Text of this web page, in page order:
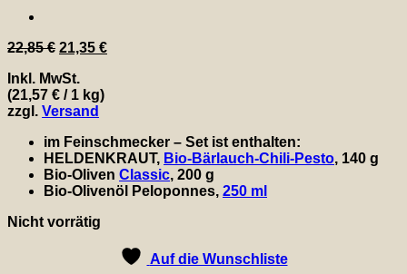
22,85€ Ursprünglicher
war:
22,85 €
21,35 €Aktueller
Inkl. MwSt.
(21,57 € / 1 kg)
zzgl. Versand
im Feinschmecker – Set ist enthalten:
HELDENKRAUT, Bio-Bärlauch-Chili-Pesto, 140 g
Bio-Oliven Classic, 200 g
Bio-Olivenöl Peloponnes, 250 ml
Nicht vorrätig
Auf die Wunschliste